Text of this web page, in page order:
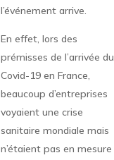
l’événement arrive.
En effet, lors des
prémisses de l’arrivée du
Covid-19 en France,
beaucoup d’entreprises
voyaient une crise
sanitaire mondiale mais
n’étaient pas en mesure